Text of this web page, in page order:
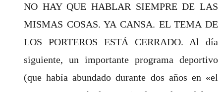
NO HAY QUE HABLAR SIEMPRE DE LAS
MISMAS COSAS. YA CANSA. EL TEMA DE
LOS PORTEROS ESTÁ CERRADO. Al día
siguiente, un importante programa deportivo
(que había abundado durante dos años en «el